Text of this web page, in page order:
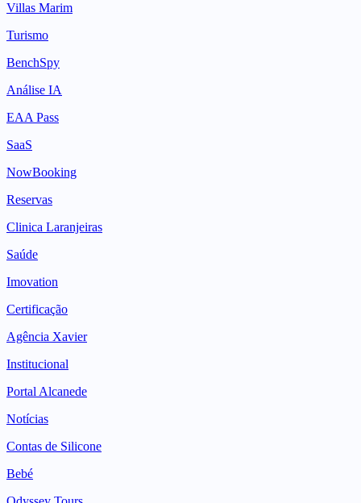
Villas Marim
Turismo
BenchSpy
Análise IA
EAA Pass
SaaS
NowBooking
Reservas
Clinica Laranjeiras
Saúde
Imovation
Certificação
Agência Xavier
Institucional
Portal Alcanede
Notícias
Contas de Silicone
Bebé